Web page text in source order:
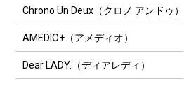
Chrono Un Deux（クロノ アンドゥ）
AMEDIO+（アメディオ）
Dear LADY.（ディアレディ）